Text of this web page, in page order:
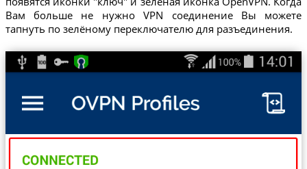
Вам больше не нужно VPN соединение Вы можете
тапнуть по зелёному переключателю для разъединения.